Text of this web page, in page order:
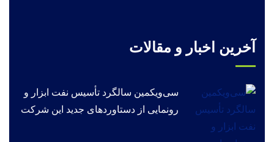
آخرین اخبار و مقالات
سی‌ویکمین سالگرد تأسیس نفت ابزار و
رونمایی از دستاوردهای جدید این شرکت